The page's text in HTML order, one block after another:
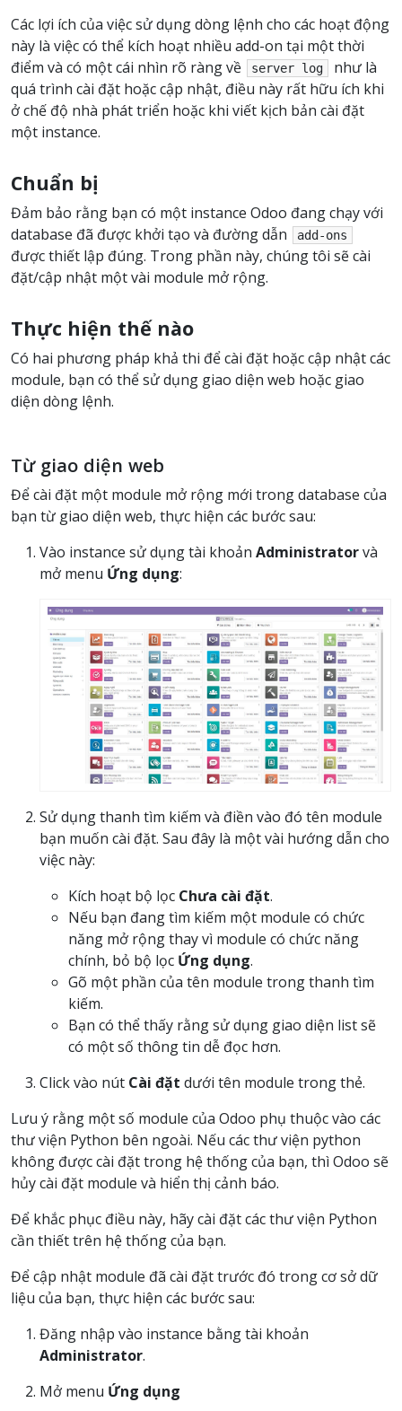
Các lợi ích của việc sử dụng dòng lệnh cho các hoạt động
này là việc có thể kích hoạt nhiều add-on tại một thời
điểm và có một cái nhìn rõ ràng về
server log
như là
quá trình cài đặt hoặc cập nhật, điều này rất hữu ích khi
ở chế độ nhà phát triển hoặc khi viết kịch bản cài đặt
một instance.
Chuẩn bị
Đảm bảo rằng bạn có một instance Odoo đang chạy với
database đã được khởi tạo và đường dẫn
add-ons
được thiết lập đúng. Trong phần này, chúng tôi sẽ cài
đặt/cập nhật một vài module mở rộng.
Thực hiện thế nào
Có hai phương pháp khả thi để cài đặt hoặc cập nhật các
module, bạn có thể sử dụng giao diện web hoặc giao
diện dòng lệnh.
Từ giao diện web
Để cài đặt một module mở rộng mới trong database của
bạn từ giao diện web, thực hiện các bước sau:
Vào instance sử dụng tài khoản Administratorvà
mở menu Ứng dụng:
Sử dụng thanh tìm kiếm và điền vào đó tên module
bạn muốn cài đặt. Sau đây là một vài hướng dẫn cho
việc này:
Kích hoạt bộ lọc Chưa cài đặt.
Nếu bạn đang tìm kiếm một module có chức
năng mở rộng thay vì module có chức năng
chính, bỏ bộ lọc Ứng dụng.
Gõ một phần của tên module trong thanh tìm
kiếm.
Bạn có thể thấy rằng sử dụng giao diện list sẽ
có một số thông tin dễ đọc hơn.
Click vào nút Cài đặt dưới tên module trong thẻ.
Lưu ý rằng một số module của Odoo phụ thuộc vào các
thư viện Python bên ngoài. Nếu các thư viện python
không được cài đặt trong hệ thống của bạn, thì Odoo sẽ
hủy cài đặt module và hiển thị cảnh báo.
Để khắc phục điều này, hãy cài đặt các thư viện Python
cần thiết trên hệ thống của bạn.
Để cập nhật module đã cài đặt trước đó trong cơ sở dữ
liệu của bạn, thực hiện các bước sau:
Đăng nhập vào instance bằng tài khoản
Administrator.
Mở menu Ứng dụng